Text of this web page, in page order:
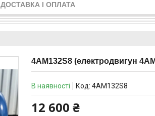
ДОСТАВКА І ОПЛАТА
4АМ132S8 (електродвигун
В наявності Код: 4АМ132S8
12 600 ₴